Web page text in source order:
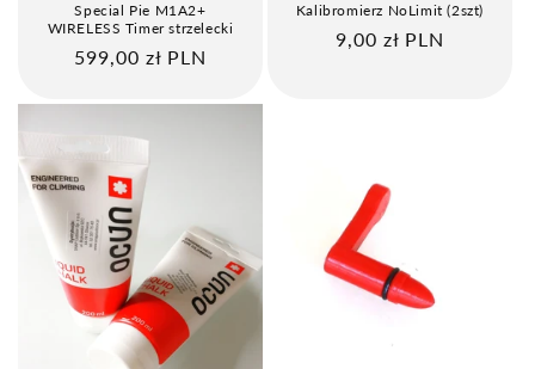
Special Pie M1A2+
WIRELESS Timer strzelecki
Cena
599,00 zł PLN
Kalibromierz NoLimit (2szt)
Cena
9,00 zł PLN